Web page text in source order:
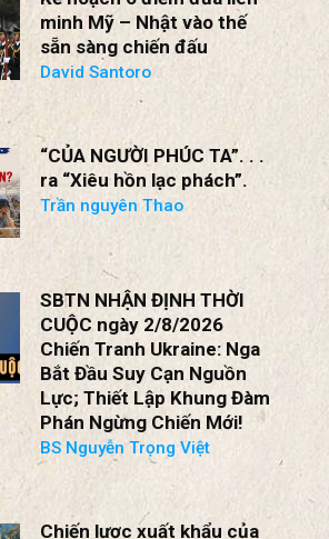
The Economist
Kế hoạch 6 điểm đưa liên
sẵn sàng chiến đấu
David Santoro
“CỦA NGƯỜI PHÚC TA”. . .
ra “Xiêu hồn lạc phách”.
Trần nguyên Thao
SBTN NHẬN ĐỊNH THỜI
CUỘC ngày 2/8/2026
Chiến Tranh Ukraine: Nga
Bắt Đầu Suy Cạn Nguồn
Lực; Thiết Lập Khung Đàm
Phán Ngừng Chiến Mới!